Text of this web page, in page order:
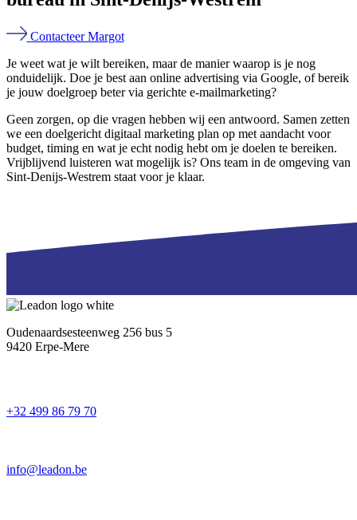
Contacteer Margot
Je weet wat je wilt bereiken, maar de manier waarop is je nog
onduidelijk. Doe je best aan online advertising via Google, of bereik
je jouw doelgroep beter via gerichte e-mailmarketing?
Geen zorgen, op die vragen hebben wij een antwoord. Samen zetten
we een doelgericht digitaal marketing plan op met aandacht voor
budget, timing en wat je echt nodig hebt om je doelen te bereiken.
Vrijblijvend luisteren wat mogelijk is? Ons team in de omgeving van
Sint-Denijs-Westrem staat voor je klaar.
Oudenaardsesteenweg 256 bus 5
9420 Erpe-Mere
+32 499 86 79 70
info@leadon.be